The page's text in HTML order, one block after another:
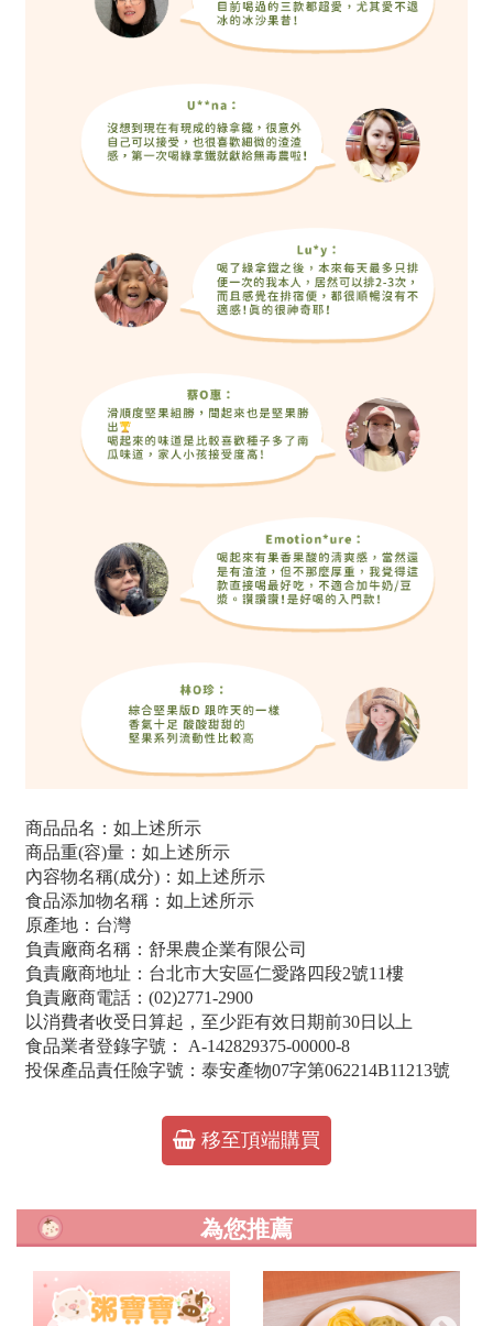
商品品名：如上述所示
商品重(容)量：如上述所示
內容物名稱(成分)：如上述所示
食品添加物名稱：如上述所示
原產地：台灣
負責廠商名稱：舒果農企業有限公司
負責廠商地址：台北市大安區仁愛路四段2號11樓
負責廠商電話：(02)2771-2900
以消費者收受日算起，至少距有效日期前30日以上
食品業者登錄字號： A-142829375-00000-8
投保產品責任險字號：泰安產物07字第062214B11213號
移至頂端購買
為您推薦